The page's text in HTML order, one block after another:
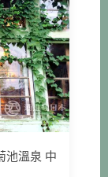
池溫泉 中